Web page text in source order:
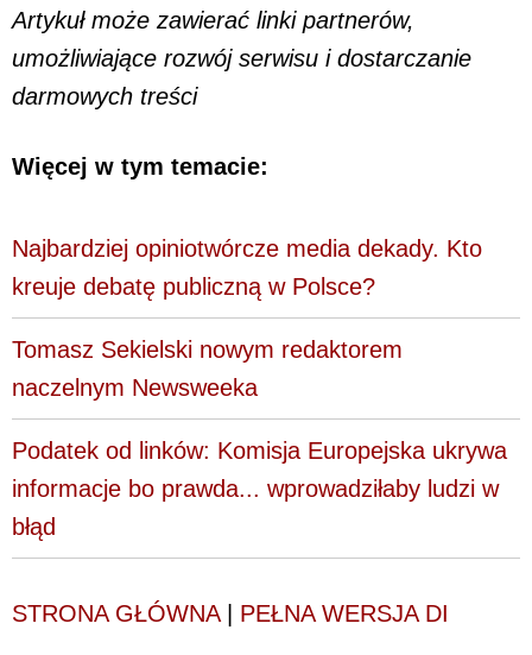
Artykuł może zawierać linki partnerów,
umożliwiające rozwój serwisu i dostarczanie
darmowych treści
Więcej w tym temacie:
Najbardziej opiniotwórcze media dekady. Kto
kreuje debatę publiczną w Polsce?
Tomasz Sekielski nowym redaktorem
naczelnym Newsweeka
Podatek od linków: Komisja Europejska ukrywa
informacje bo prawda... wprowadziłaby ludzi w
błąd
STRONA GŁÓWNA| PEŁNA WERSJA DI